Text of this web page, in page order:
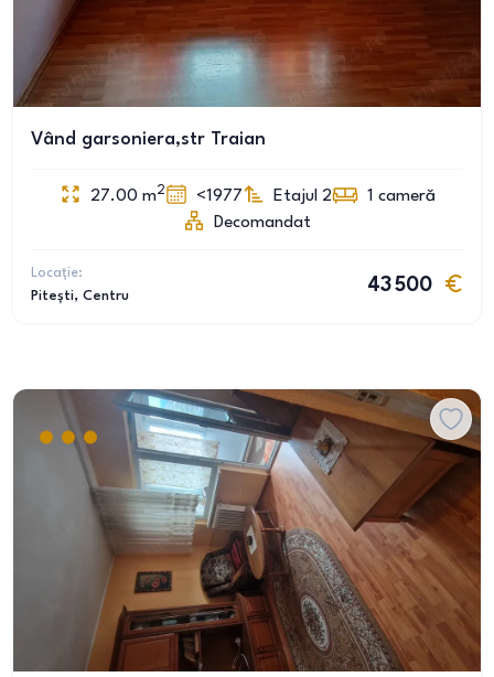
Vând garsoniera,str Traian
27.00 m2 <1977 Etajul 2 1 cameră
Decomandat
Locație:
Pitești, Centru
43 500